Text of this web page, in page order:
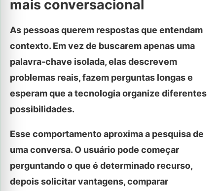
mais conversacional
As pessoas querem respostas que entendam
contexto. Em vez de buscarem apenas uma
palavra-chave isolada, elas descrevem
problemas reais, fazem perguntas longas e
esperam que a tecnologia organize diferentes
possibilidades.
Esse comportamento aproxima a pesquisa de
uma conversa. O usuário pode começar
perguntando o que é determinado recurso,
depois solicitar vantagens, comparar